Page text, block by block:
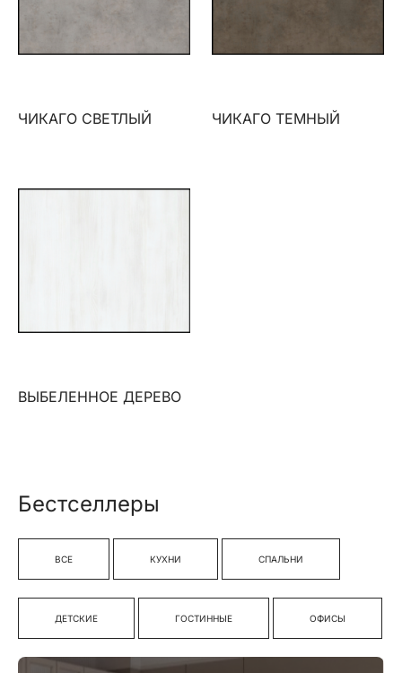
ЧИКАГО СВЕТЛЫЙ ЧИКАГО ТЕМНЫЙ
ВЫБЕЛЕННОЕ ДЕРЕВО
Бестселлеры
ВСЕ КУХНИ СПАЛЬНИ
ДЕТСКИЕ ГОСТИННЫЕ ОФИСЫ